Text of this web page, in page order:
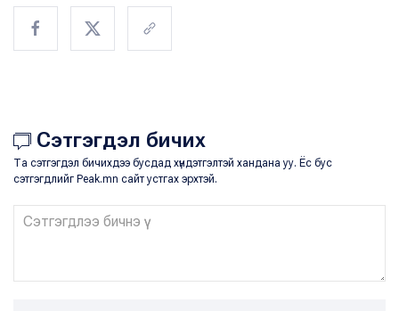
Сэтгэгдэл бичих
Та сэтгэгдэл бичихдээ бусдад хүндэтгэлтэй хандана уу. Ёс бус
сэтгэгдлийг Peak.mn сайт устгах эрхтэй.